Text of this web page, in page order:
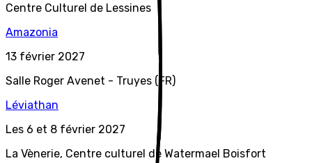
Centre Culturel de Lessines
Amazonia
13 février 2027
Salle Roger Avenet - Truyes (FR)
Léviathan
Les 6 et 8 février 2027
La Vènerie, Centre culturel de Watermael Boisfort